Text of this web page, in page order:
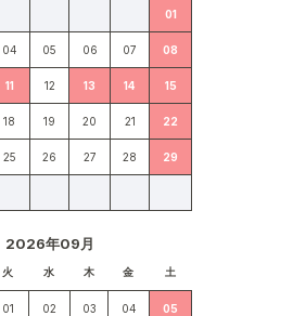
01
04 05 06 07 08
11 12 13 14 15
18 19 20 21 22
25 26 27 28 29
2026年09月
火 水 木 金 土
01 02 03 04 05